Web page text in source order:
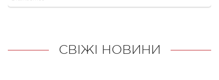
СВІЖІ НОВИНИ